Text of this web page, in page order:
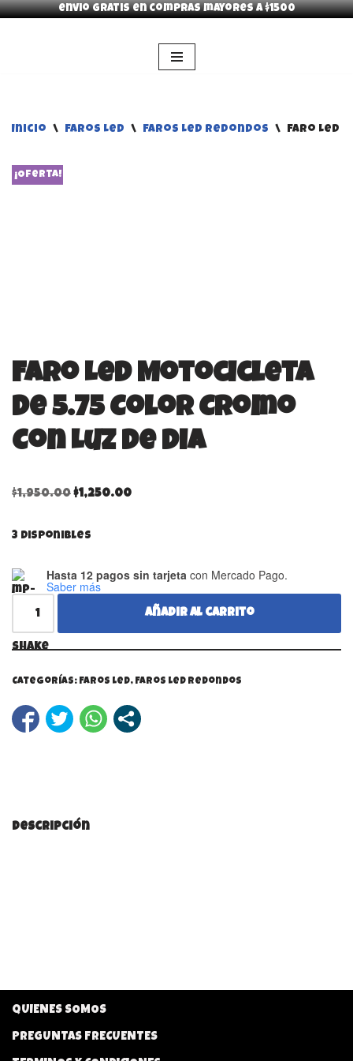
envio gratis en compras mayores a $1500
Inicio \ Faros Led \ Faros Led Redondos \ Faro Led
¡Oferta!
Faro Led Motocicleta
De 5.75 Color Cromo
Con Luz De Dia
$1,950.00 $1,250.00
3 disponibles
Hasta 12 pagos sin tarjeta con Mercado Pago.
Saber más
Añadir al carrito
Categorías: Faros Led, Faros Led Redondos
Descripción
QUIENES SOMOS
PREGUNTAS FRECUENTES